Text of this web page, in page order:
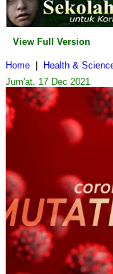
View Full Version
Home
Health &
Jum'at, 17 Dec 2021